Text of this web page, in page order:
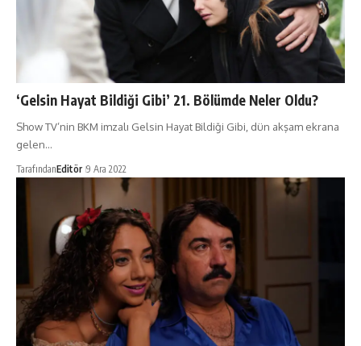
‘Gelsin Hayat Bildiği Gibi’ 21. Bölümde Neler Oldu?
Show TV’nin BKM imzalı Gelsin Hayat Bildiği Gibi, dün akşam ekrana
gelen…
TarafındanEditör 9 Ara 2022